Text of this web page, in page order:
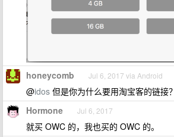
honeycomb Jul 6, 2017 via Android
@idos 但是你为什么要用淘宝客的链接？
Hormone Jul 6, 2017
就买 OWC 的，我也买的 OWC 的。